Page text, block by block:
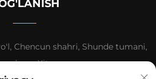
Chencun shahri, Shunde tumani,
Xitoy.